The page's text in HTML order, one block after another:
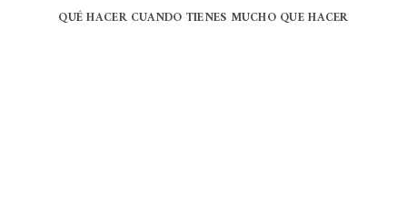
QUÉ HACER CUANDO TIENES MUCHO QUE HACER